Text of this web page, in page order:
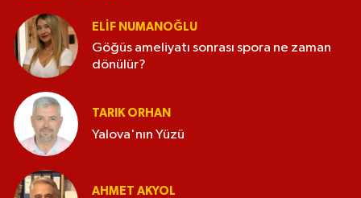
ELİF NUMANOĞLU
Göğüs ameliyatı sonrası spora ne zaman
dönülür?
TARIK ORHAN
Yalova'nın Yüzü
AHMET AKYOL